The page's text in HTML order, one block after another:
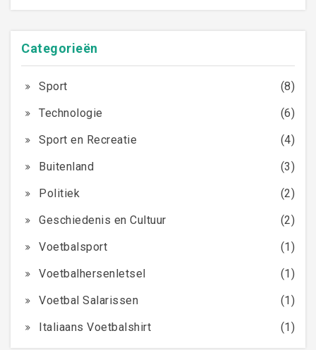
Categorieën
Sport
(8)
Technologie
(6)
Sport en Recreatie
(4)
Buitenland
(3)
Politiek
(2)
Geschiedenis en Cultuur
(2)
Voetbalsport
(1)
Voetbalhersenletsel
(1)
Voetbal Salarissen
(1)
Italiaans Voetbalshirt
(1)